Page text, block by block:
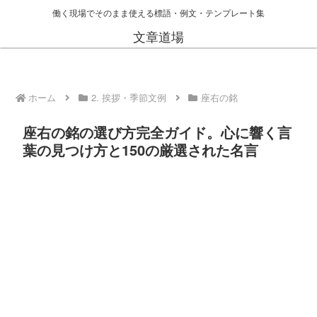
働く現場でそのまま使える標語・例文・テンプレート集
文章道場
ホーム 2. 挨拶・季節文例 座右の銘
座右の銘の選び方完全ガイド。心に響く言
葉の見つけ方と150の厳選された名言